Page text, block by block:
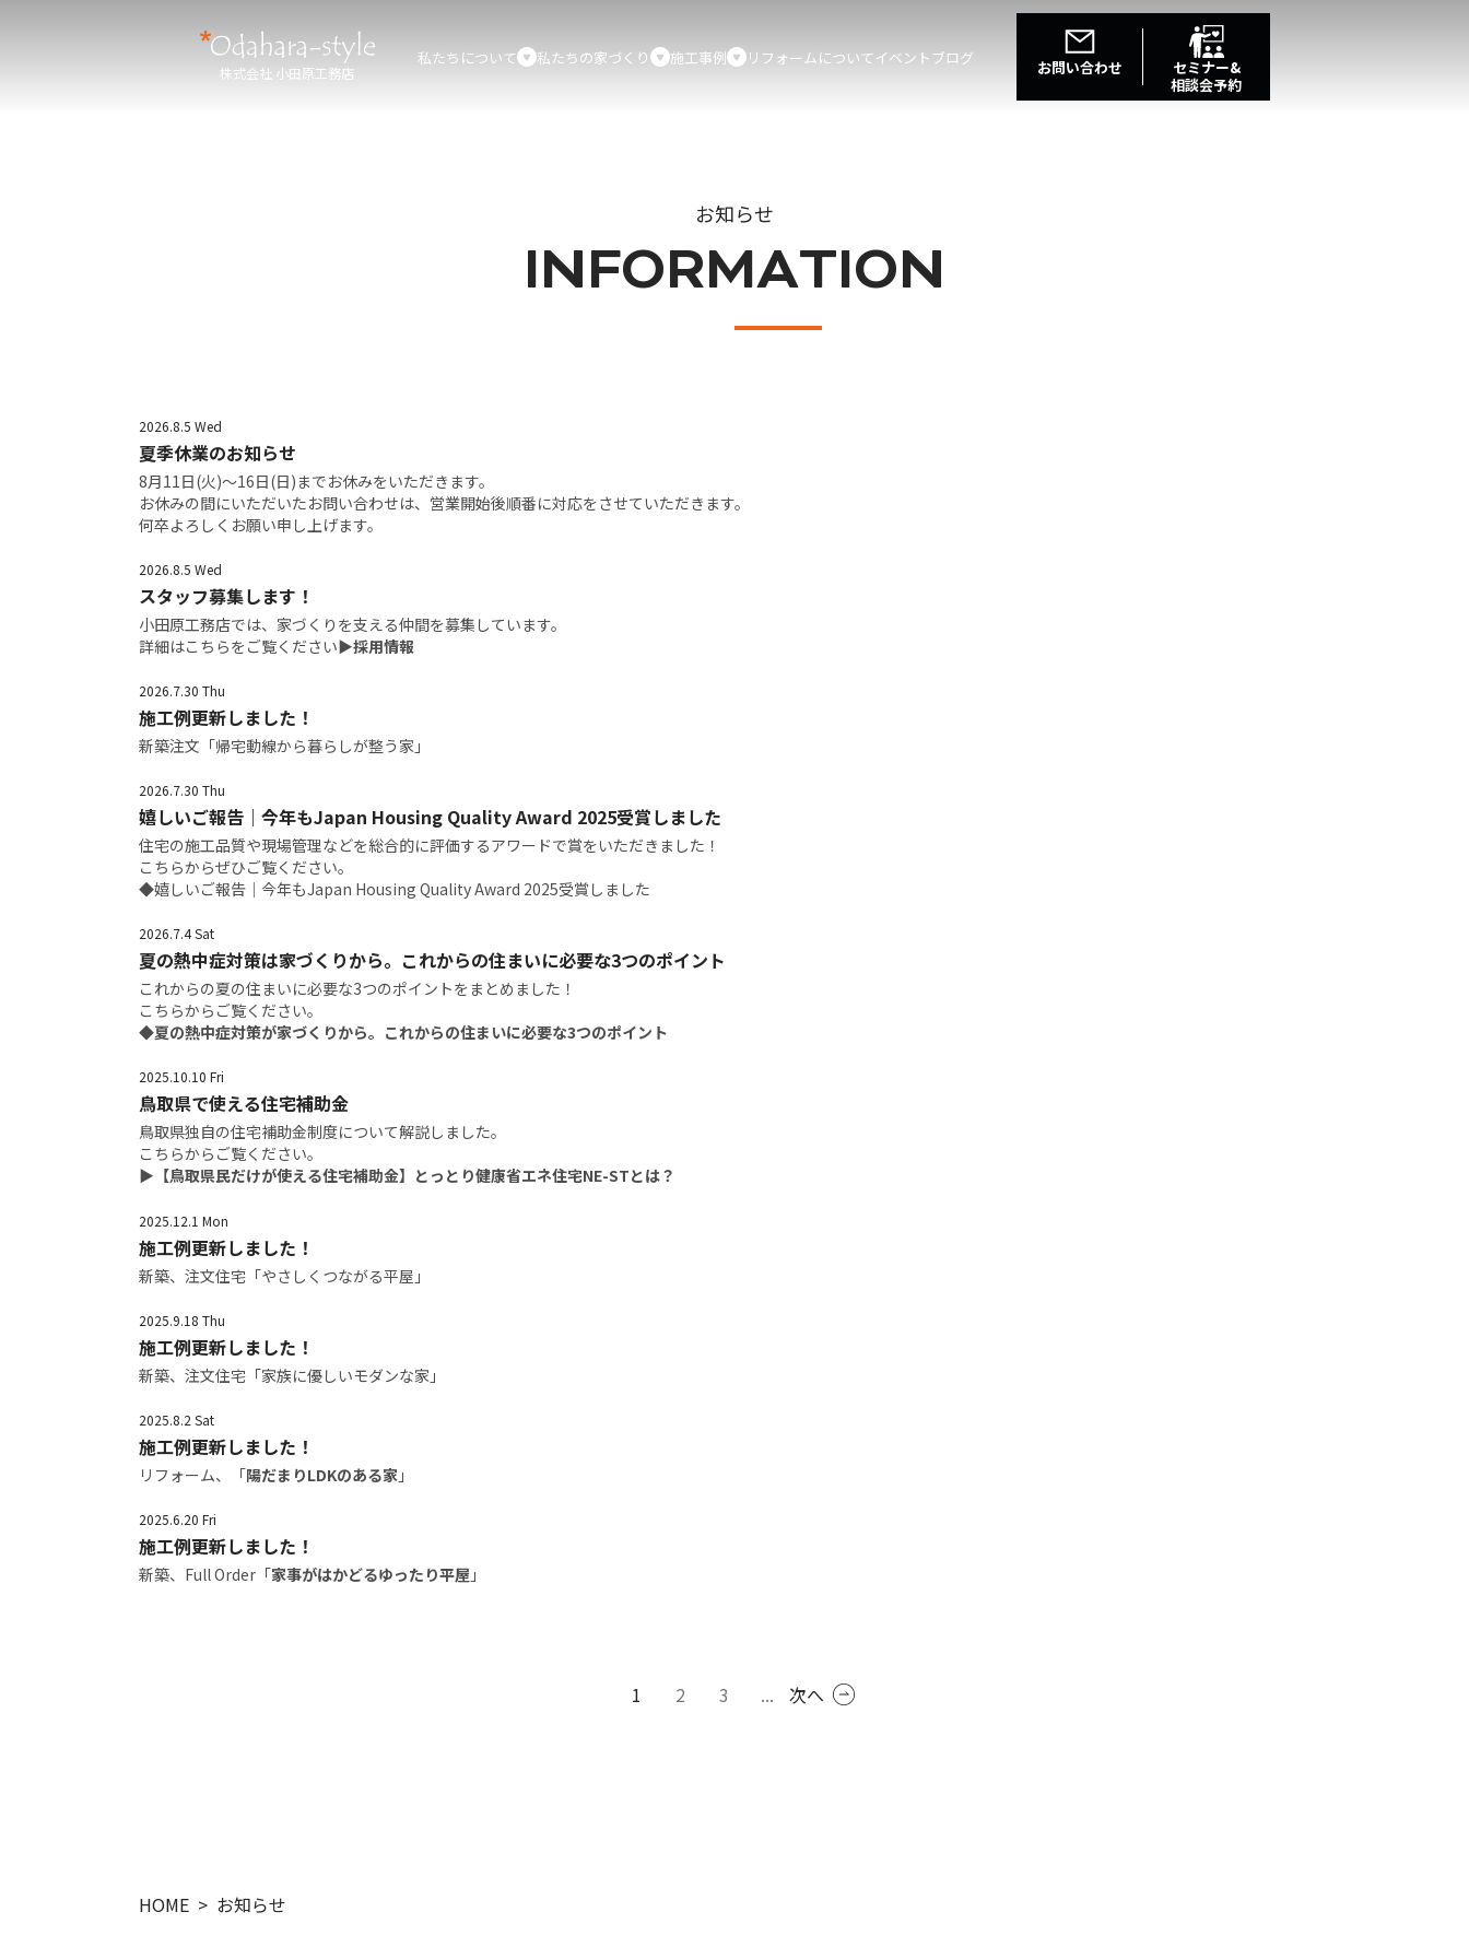
株式会社 小田原工務店
私たちについて 私たちの家づくり 施工事例 リフォームについてイベント ブログ お問い合わせ
セミナー&
相談会予約
お知らせ
INFORMATION
2026.8.5 Wed
夏季休業のお知らせ
8月11日(火)～16日(日)までお休みをいただきます。
お休みの間にいただいたお問い合わせは、営業開始後順番に対応をさせていただきます。
何卒よろしくお願い申し上げます。
2026.8.5 Wed
スタッフ募集します！
小田原工務店では、家づくりを支える仲間を募集しています。
詳細はこちらをご覧ください▶採用情報
2026.7.30 Thu
施工例更新しました！
新築注文「帰宅動線から暮らしが整う家」
2026.7.30 Thu
嬉しいご報告｜今年もJapan Housing Quality Award 2025受賞しました
住宅の施工品質や現場管理などを総合的に評価するアワードで賞をいただきました！
こちらからぜひご覧ください。
◆嬉しいご報告｜今年もJapan Housing Quality Award 2025受賞しました
2026.7.4 Sat
夏の熱中症対策は家づくりから。これからの住まいに必要な3つのポイント
これからの夏の住まいに必要な3つのポイントをまとめました！
こちらからご覧ください。
◆夏の熱中症対策が家づくりから。これからの住まいに必要な3つのポイント
2025.10.10 Fri
鳥取県で使える住宅補助金
鳥取県独自の住宅補助金制度について解説しました。
こちらからご覧ください。
▶ 【鳥取県民だけが使える住宅補助金】とっとり健康省エネ住宅NE-STとは？
2025.12.1 Mon
施工例更新しました！
新築、注文住宅「やさしくつながる平屋」
2025.9.18 Thu
施工例更新しました！
新築、注文住宅「家族に優しいモダンな家」
2025.8.2 Sat
施工例更新しました！
リフォーム、「陽だまりLDKのある家 」
2025.6.20 Fri
施工例更新しました！
新築、Full Order「家事がはかどるゆったり平屋 」
1 2 3 ... 次へ
HOME お知らせ